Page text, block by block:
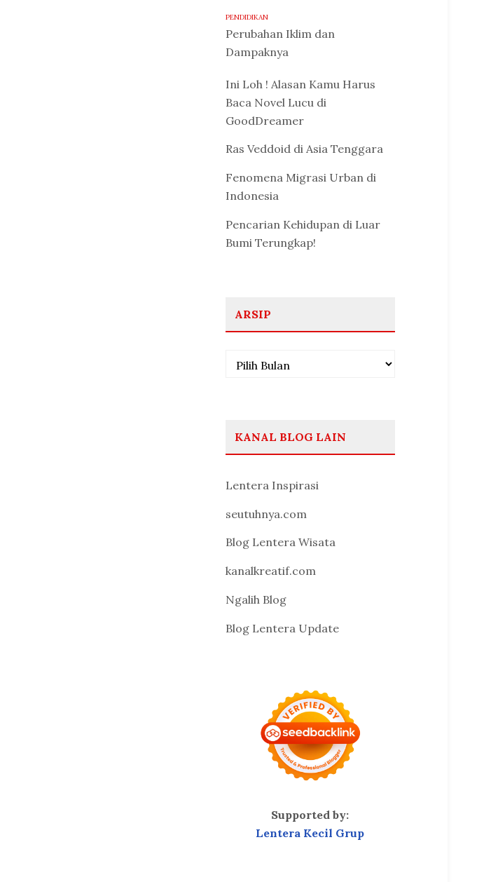
PENDIDIKAN
Perubahan Iklim dan
Dampaknya
Ini Loh ! Alasan Kamu Harus
Baca Novel Lucu di
GoodDreamer
Ras Veddoid di Asia Tenggara
Fenomena Migrasi Urban di
Indonesia
Pencarian Kehidupan di Luar
Bumi Terungkap!
ARSIP
Arsip
KANAL BLOG LAIN
Lentera Inspirasi
seutuhnya.com
Blog Lentera Wisata
kanalkreatif.com
Ngalih Blog
Blog Lentera Update
Supported by:
Lentera Kecil Grup